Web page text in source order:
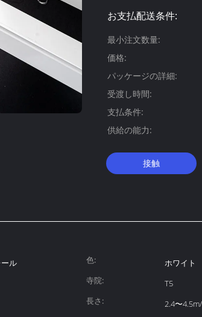
お支払配送条件:
最小注文数量:
価格:
パッケージの詳細:
受渡し時間:
支払条件:
供給の能力:
接触
ル 色:
ホワイト
寺院:
T5
長さ: 2.4〜